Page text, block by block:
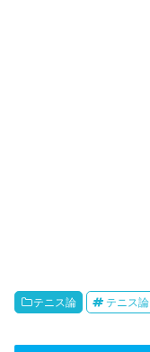
テニス論 テニス論